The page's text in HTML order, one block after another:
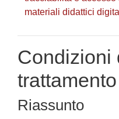
materiali didattici
Condizioni
Riassunto